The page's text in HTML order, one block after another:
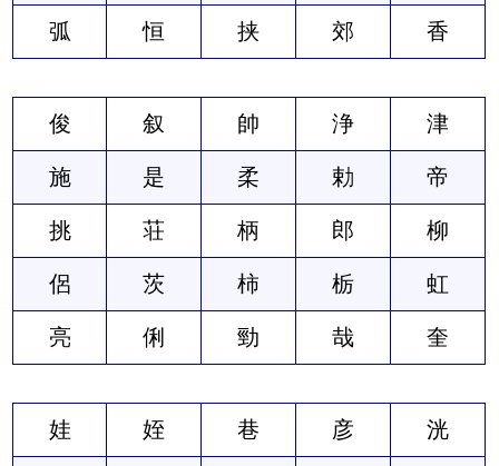
弧 恒 挟 郊 香
俊 叙 帥 浄 津
施 是 柔 勅 帝
挑 荘 柄 郎 柳
侶 茨 柿 栃 虹
亮 俐 勁 哉 奎
娃 姪 巷 彦 洸